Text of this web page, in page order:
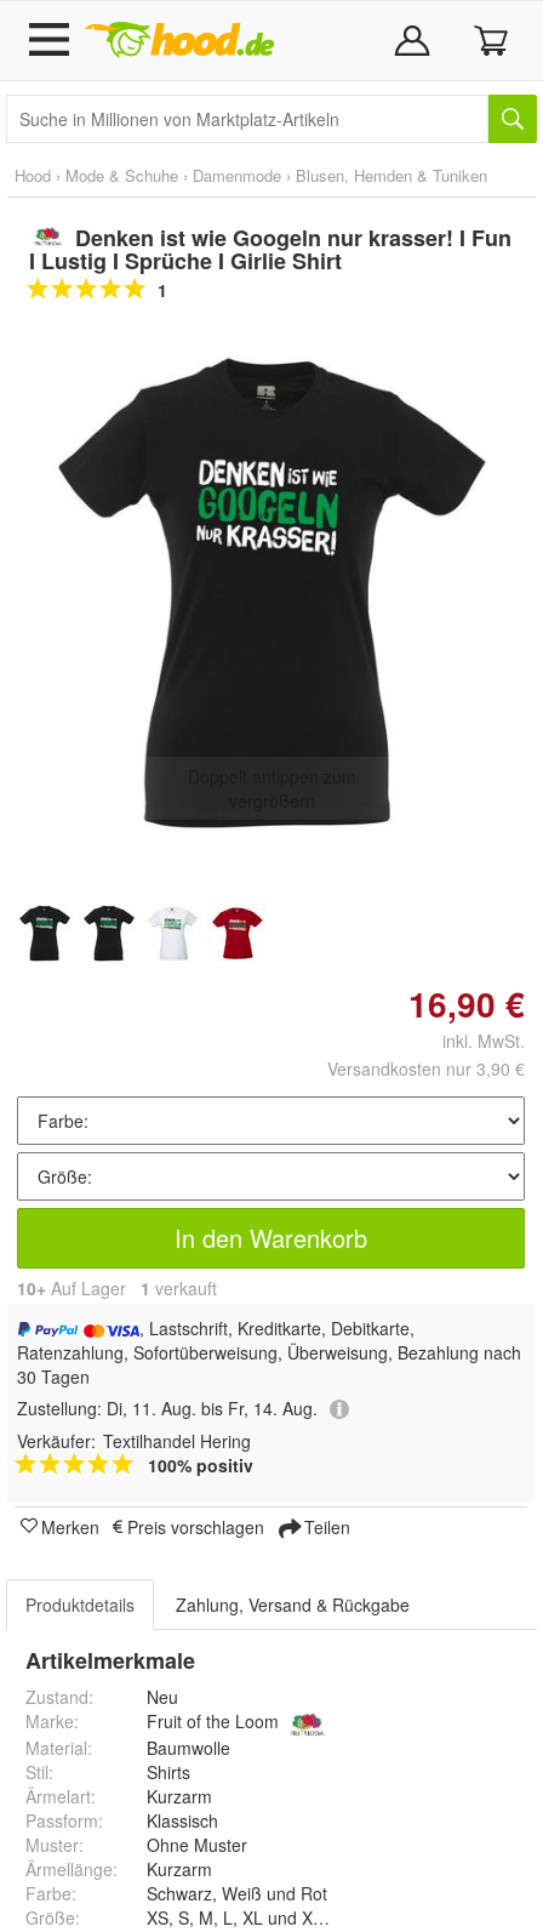
Hood › Mode & Schuhe › Damenmode › Blusen, Hemden & Tuniken
Denken ist wie Googeln nur krasser! I Fun
I Lustig I Sprüche I Girlie Shirt
1
16,90 €
inkl. MwSt.
Versandkosten nur 3,90 €
In den Warenkorb
10+ Auf Lager 1 verkauft
, Lastschrift, Kreditkarte, Debitkarte,
Ratenzahlung, Sofortüberweisung, Überweisung, Bezahlung nach
30 Tagen
Zustellung: Di, 11. Aug. bis Fr, 14. Aug.
Verkäufer: Textilhandel Hering
100% positiv
Merken Preis vorschlagen Teilen
Produktdetails Zahlung, Versand & Rückgabe
Artikelmerkmale
Zustand:
Neu
Marke:
Fruit of the Loom
Material:
Baumwolle
Stil:
Shirts
Ärmelart:
Kurzarm
Passform:
Klassisch
Muster:
Ohne Muster
Ärmellänge:
Kurzarm
Farbe:
Schwarz, Weiß und Rot
Größe: XS, S, M, L, XL und XXL